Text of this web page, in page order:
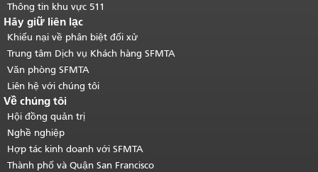
Thông tin khu vực 511
Hãy giữ liên lạc
Khiếu nại về phân biệt đối xử
Trung tâm Dịch vụ Khách hàng SFMTA
Văn phòng SFMTA
Liên hệ với chúng tôi
Về chúng tôi
Hội đồng quản trị
Nghề nghiệp
Hợp tác kinh doanh với SFMTA
Thành phố và Quận San Francisco